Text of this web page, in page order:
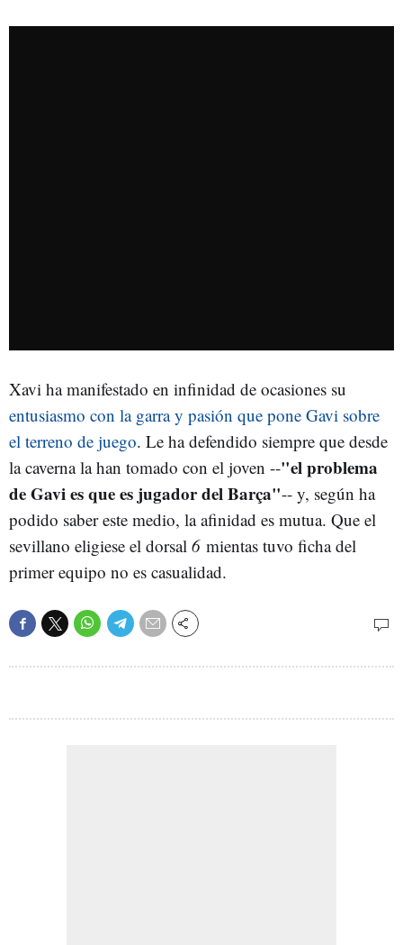
Xavi ha manifestado en infinidad de ocasiones su
entusiasmo con la garra y pasión que pone Gavi sobre
el terreno de juego. Le ha defendido siempre que desde
la caverna la han tomado con el joven --"el problema
de Gavi es que es jugador del Barça"-- y, según ha
podido saber este medio, la afinidad es mutua. Que el
sevillano eligiese el dorsal 6 mientas tuvo ficha del
primer equipo no es casualidad.